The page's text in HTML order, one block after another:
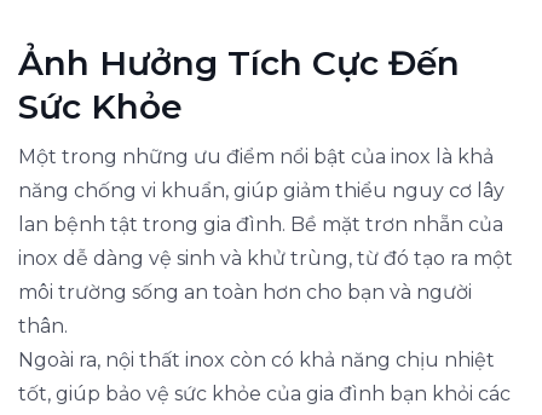
Ảnh Hưởng Tích Cực Đến
Sức Khỏe
Một trong những ưu điểm nổi bật của inox là khả
năng chống vi khuẩn, giúp giảm thiểu nguy cơ lây
lan bệnh tật trong gia đình. Bề mặt trơn nhẵn của
inox dễ dàng vệ sinh và khử trùng, từ đó tạo ra một
môi trường sống an toàn hơn cho bạn và người
thân.
Ngoài ra, nội thất inox còn có khả năng chịu nhiệt
tốt, giúp bảo vệ sức khỏe của gia đình bạn khỏi các